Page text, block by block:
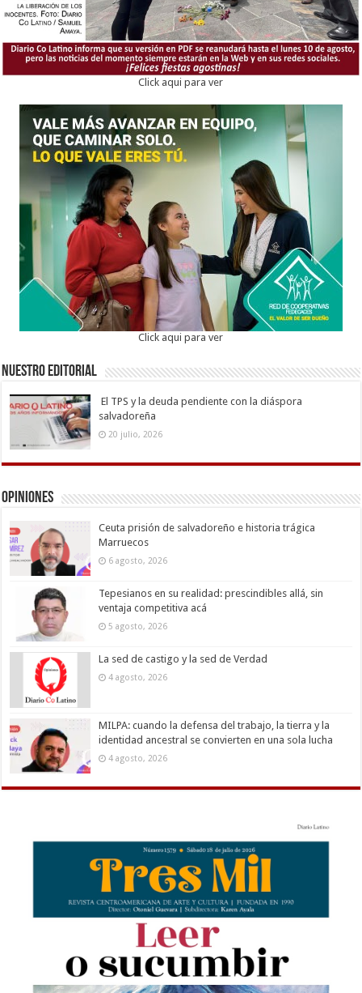
Click aqui para ver
Click aqui para ver
Nuestro Editorial
El TPS y la deuda pendiente con la diáspora
salvadoreña
20 julio, 2026
Opiniones
Ceuta prisión de salvadoreño e historia trágica
Marruecos
6 agosto, 2026
Tepesianos en su realidad: prescindibles allá, sin
ventaja competitiva acá
5 agosto, 2026
La sed de castigo y la sed de Verdad
4 agosto, 2026
MILPA: cuando la defensa del trabajo, la tierra y la
identidad ancestral se convierten en una sola lucha
4 agosto, 2026